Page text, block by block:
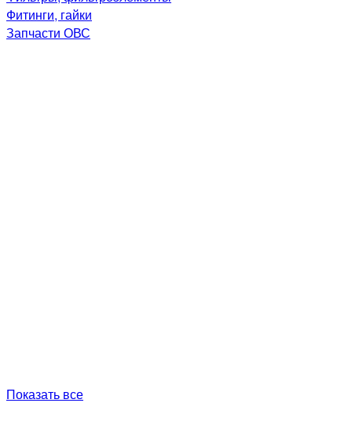
Фитинги, гайки
Запчасти ОВС
Показать все